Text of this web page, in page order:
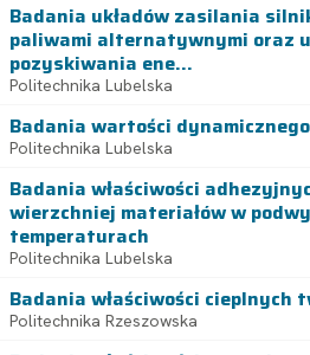
Badania układów zasilania
paliwami alternatywnymi oraz
pozyskiwania ene...
Politechnika Lubelska
Badania wartości
Politechnika Lubelska
Badania właściwości
wierzchniej materiałów w
temperaturach
Politechnika Lubelska
Badania właściwości cieplnych
Politechnika Rzeszowska